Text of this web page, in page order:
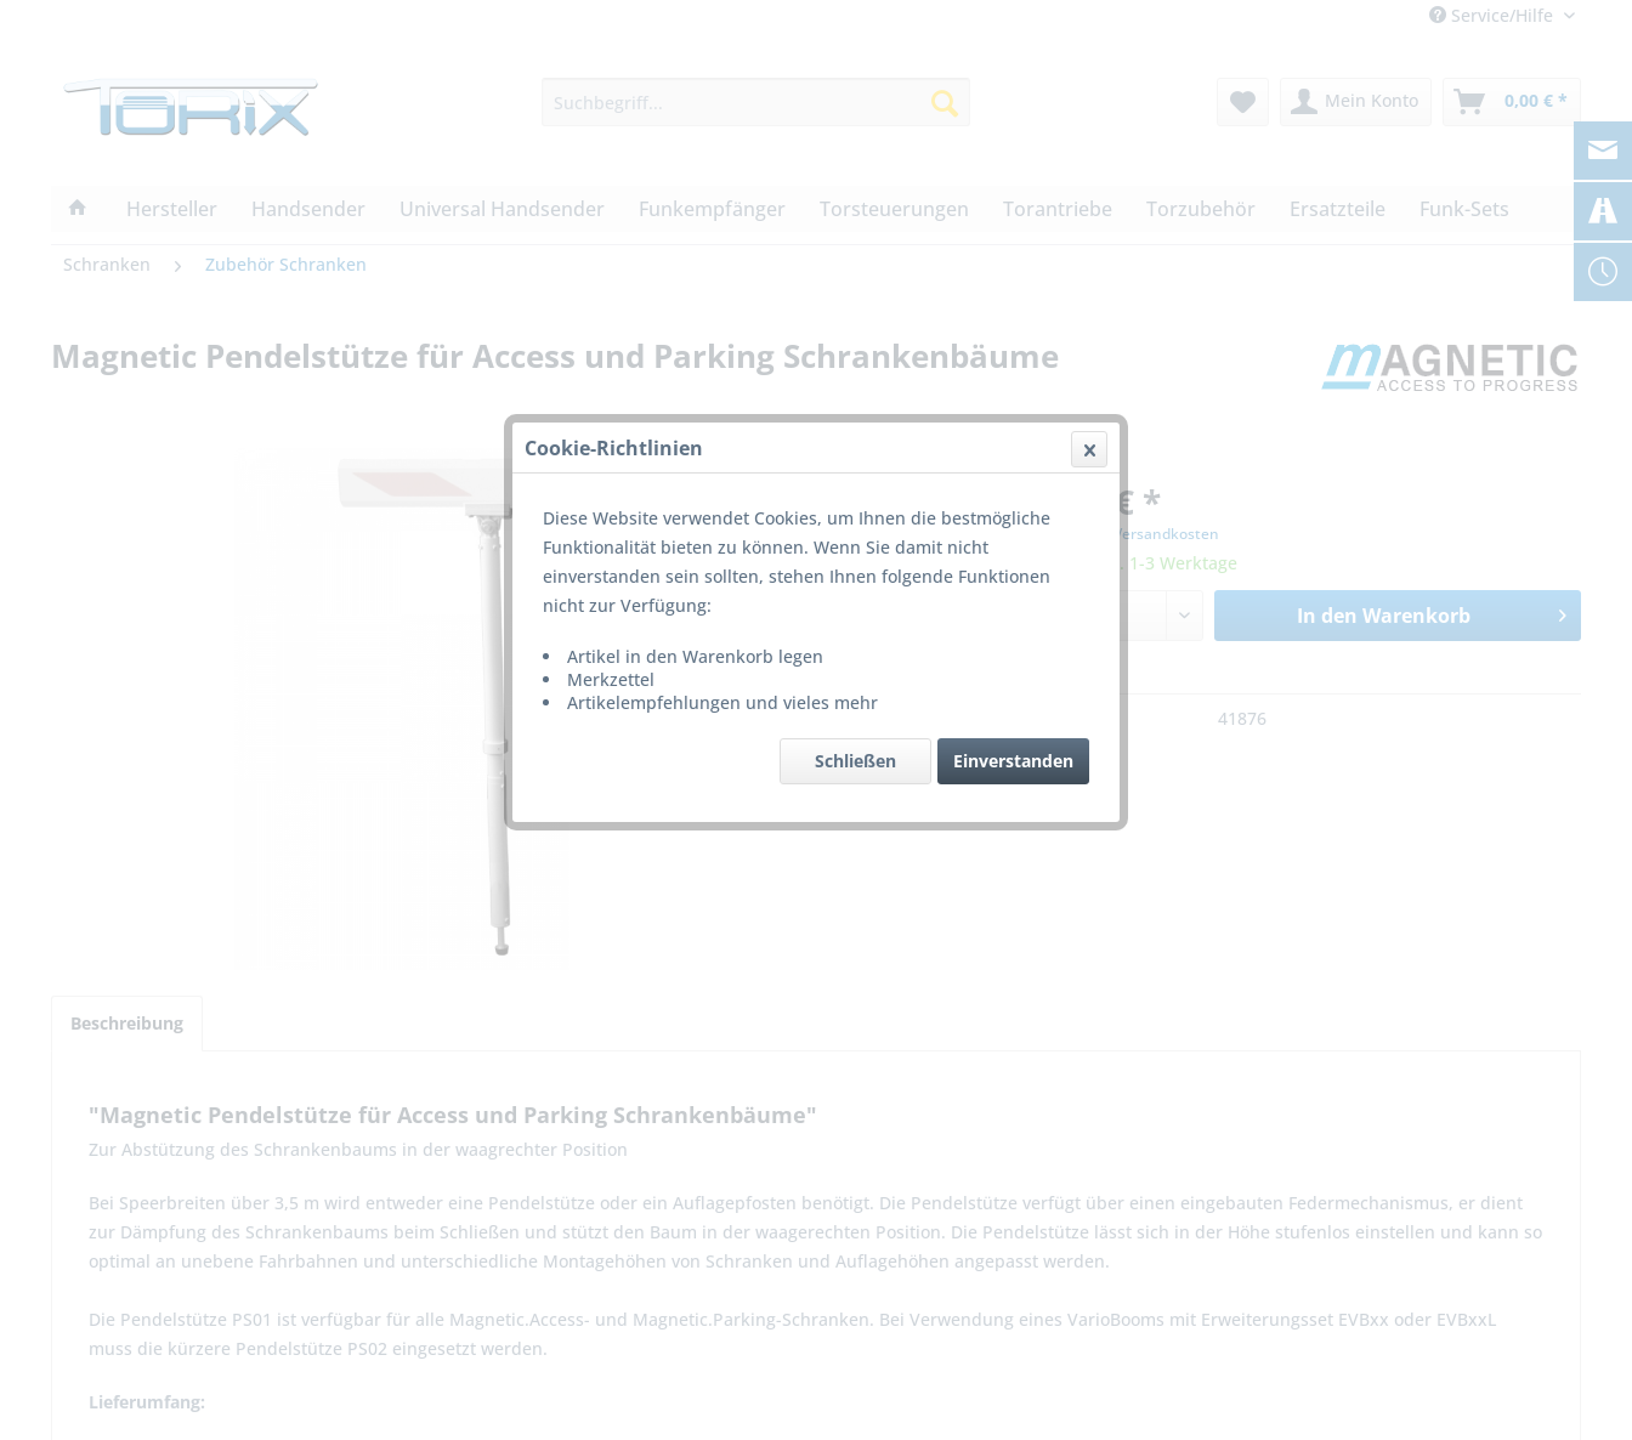
Service/Hilfe
Mein Konto 0,00 € *
Hersteller Handsender Universal Handsender Funkempfänger Torsteuerungen Torantriebe Torzubehör Ersatzteile Funk-Sets
Schranken Zubehör Schranken
Magnetic Pendelstütze für Access und Parking Schrankenbäume
260,00 € *
inkl. MwSt. zzgl. Versandkosten
Lieferzeit ca. 1-3 Werktage
In den Warenkorb
41876
Beschreibung
"Magnetic Pendelstütze für Access und Parking Schrankenbäume"
Zur Abstützung des Schrankenbaums in der waagrechter Position
Bei Speerbreiten über 3,5 m wird entweder eine Pendelstütze oder ein Auflagepfosten benötigt. Die Pendelstütze verfügt über einen eingebauten Federmechanismus, er dient
zur Dämpfung des Schrankenbaums beim Schließen und stützt den Baum in der waagerechten Position. Die Pendelstütze lässt sich in der Höhe stufenlos einstellen und kann so
optimal an unebene Fahrbahnen und unterschiedliche Montagehöhen von Schranken und Auflagehöhen angepasst werden.
Die Pendelstütze PS01 ist verfügbar für alle Magnetic.Access- und Magnetic.Parking-Schranken. Bei Verwendung eines VarioBooms mit Erweiterungsset EVBxx oder EVBxxL
muss die kürzere Pendel­stütze PS02 eingesetzt werden.
Lieferumfang:
Cookie-Richtlinien
Diese Website verwendet Cookies, um Ihnen die bestmögliche
Funktionalität bieten zu können. Wenn Sie damit nicht
einverstanden sein sollten, stehen Ihnen folgende Funktionen
nicht zur Verfügung:
Artikel in den Warenkorb legen
Merkzettel
Artikelempfehlungen und vieles mehr
Einverstanden
Schließen